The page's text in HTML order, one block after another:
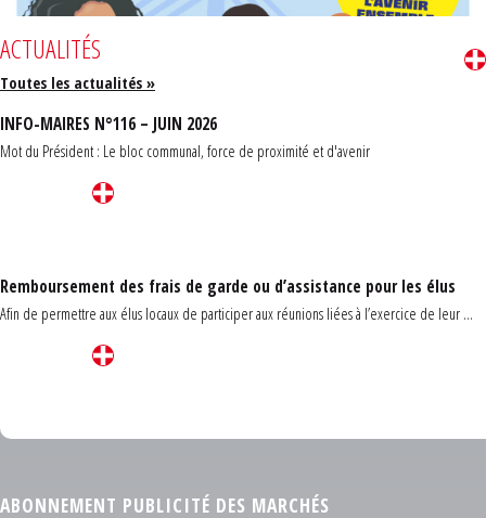
ACTUALITÉS
Toutes les actualités »
INFO-MAIRES N°116 – JUIN 2026
Mot du Président : Le bloc communal, force de proximité et d'avenir
Remboursement des frais de garde ou d’assistance pour les élus
Afin de permettre aux élus locaux de participer aux réunions liées à l’exercice de leur ...
ABONNEMENT PUBLICITÉ DES MARCHÉS